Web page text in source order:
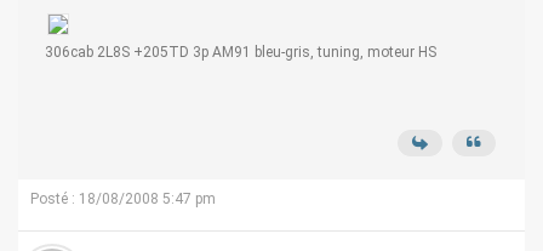
306cab 2L8S +205TD 3p AM91 bleu-gris, tuning, moteur HS
Posté : 18/08/2008 5:47 pm